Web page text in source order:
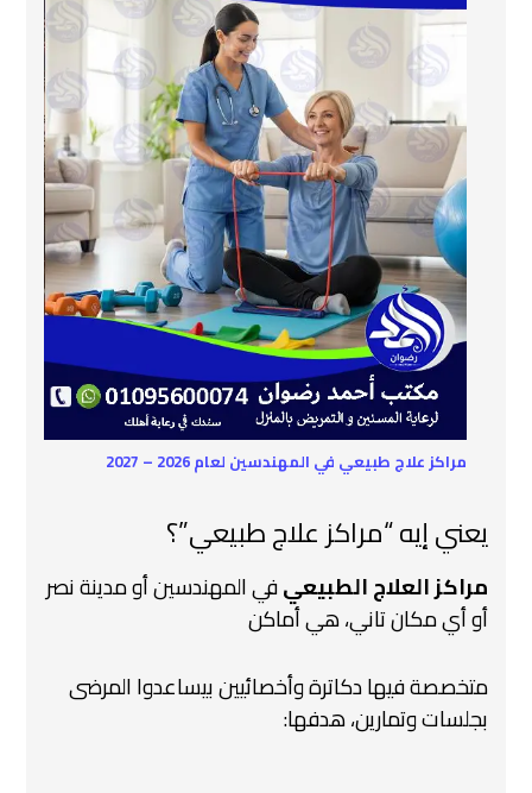
مراكز علاج طبيعي في المهندسين لعام 2026 – 2027
يعني إيه “مراكز علاج طبيعي”؟
مراكز العلاج الطبيعيفي المهندسين أو مدينة نصر
أو أي مكان تاني، هي أماكن
متخصصة فيها دكاترة وأخصائيين بيساعدوا المرضى
بجلسات وتمارين، هدفها: